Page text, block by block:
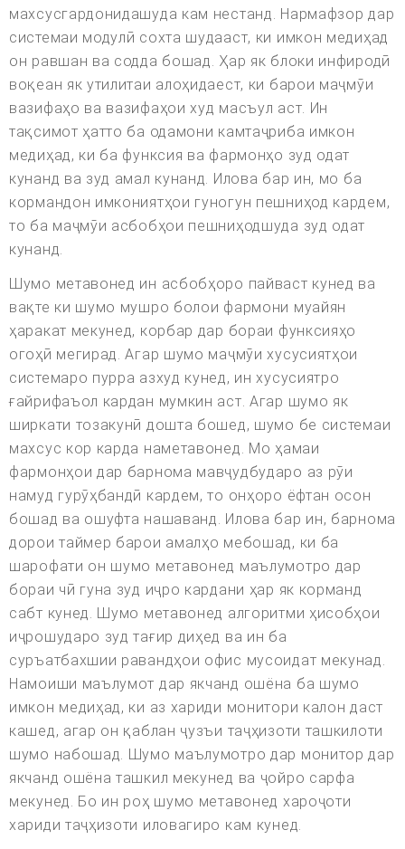
махсусгардонидашуда кам нестанд. Нармафзор дар
системаи модулӣ сохта шудааст, ки имкон медиҳад
он равшан ва содда бошад. Ҳар як блоки инфиродӣ
воқеан як утилитаи алоҳидаест, ки барои маҷмӯи
вазифаҳо ва вазифаҳои худ масъул аст. Ин
тақсимот ҳатто ба одамони камтаҷриба имкон
медиҳад, ки ба функсия ва фармонҳо зуд одат
кунанд ва зуд амал кунанд. Илова бар ин, мо ба
кормандон имкониятҳои гуногун пешниҳод кардем,
то ба маҷмӯи асбобҳои пешниҳодшуда зуд одат
кунанд.
Шумо метавонед ин асбобҳоро пайваст кунед ва
вақте ки шумо мушро болои фармони муайян
ҳаракат мекунед, корбар дар бораи функсияҳо
огоҳӣ мегирад. Агар шумо маҷмӯи хусусиятҳои
системаро пурра азхуд кунед, ин хусусиятро
ғайрифаъол кардан мумкин аст. Агар шумо як
ширкати тозакунӣ дошта бошед, шумо бе системаи
махсус кор карда наметавонед. Мо ҳамаи
фармонҳои дар барнома мавҷудбударо аз рӯи
намуд гурӯҳбандӣ кардем, то онҳоро ёфтан осон
бошад ва ошуфта нашаванд. Илова бар ин, барнома
дорои таймер барои амалҳо мебошад, ки ба
шарофати он шумо метавонед маълумотро дар
бораи чӣ гуна зуд иҷро кардани ҳар як корманд
сабт кунед. Шумо метавонед алгоритми ҳисобҳои
иҷрошударо зуд тағир диҳед ва ин ба
суръатбахшии равандҳои офис мусоидат мекунад.
Намоиши маълумот дар якчанд ошёна ба шумо
имкон медиҳад, ки аз хариди монитори калон даст
кашед, агар он қаблан ҷузъи таҷҳизоти ташкилоти
шумо набошад. Шумо маълумотро дар монитор дар
якчанд ошёна ташкил мекунед ва ҷойро сарфа
мекунед. Бо ин роҳ шумо метавонед хароҷоти
хариди таҷҳизоти иловагиро кам кунед.